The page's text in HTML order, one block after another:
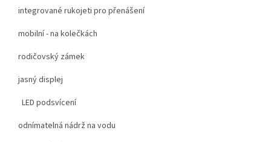
integrované rukojeti pro přenášení
mobilní - na kolečkách
rodičovský zámek
jasný displej
LED podsvícení
odnímatelná nádrž na vodu